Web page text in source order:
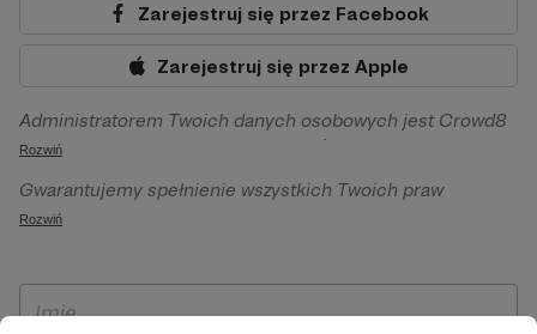
Zarejestruj się przez Facebook
Zarejestruj się przez Apple
Administratorem Twoich danych osobowych jest Crowd8
sp. z o.o. z siedziba w Warszawie, ul. Żwirki i Wigury 16, 02-
092 Warszawa. Twoje dane osobowe będą przetwarzane w
szczególności w celu wykonania umowy zawartej z Tobą, w
Patronite.pl, w tym możliwości dokonywania oraz
otrzymywania wsparcia na naszej platformie oraz
Rozwiń
Gwarantujemy spełnienie wszystkich Twoich praw
wynikających z ogólnego rozporządzenia o ochronie
ich przenoszenia, niepodlegania zautomatyzowanemu
Rozwiń